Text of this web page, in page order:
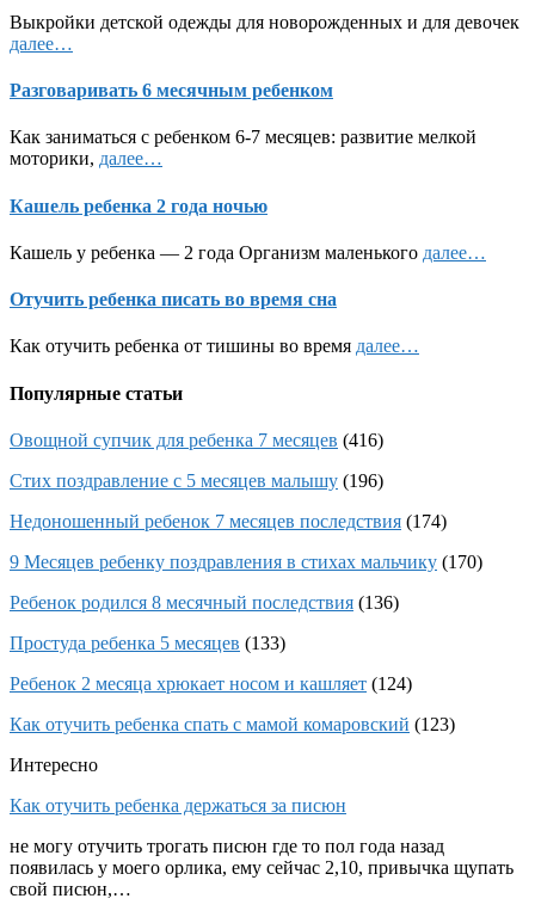
Выкройки детской одежды для новорожденных и для девочек
далее…
Разговаривать 6 месячным ребенком
Как заниматься с ребенком 6-7 месяцев: развитие мелкой
моторики, далее…
Кашель ребенка 2 года ночью
Кашель у ребенка — 2 года Организм маленького далее…
Отучить ребенка писать во время сна
Как отучить ребенка от тишины во время далее…
Популярные статьи
Овощной супчик для ребенка 7 месяцев (416)
Стих поздравление с 5 месяцев малышу (196)
Недоношенный ребенок 7 месяцев последствия (174)
9 Месяцев ребенку поздравления в стихах мальчику (170)
Ребенок родился 8 месячный последствия (136)
Простуда ребенка 5 месяцев (133)
Ребенок 2 месяца хрюкает носом и кашляет (124)
Как отучить ребенка спать с мамой комаровский (123)
Интересно
Как отучить ребенка держаться за писюн
не могу отучить трогать писюн где то пол года назад
появилась у моего орлика, ему сейчас 2,10, привычка щупать
свой писюн,…